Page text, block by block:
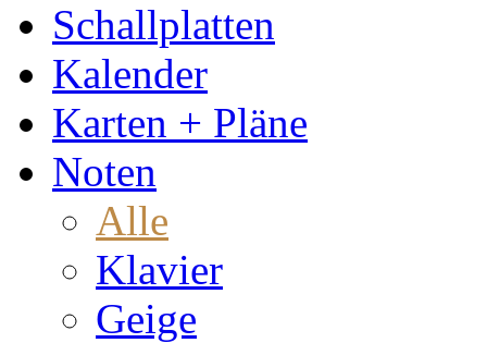
Schallplatten
Kalender
Karten + Pläne
Noten
Alle
Klavier
Geige